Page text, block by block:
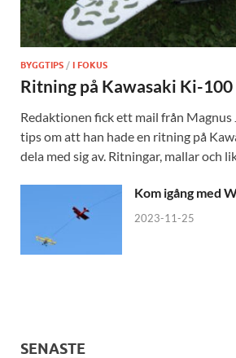
BYGGTIPS / I FOKUS
Ritning på Kawasaki Ki-100
Redaktionen fick ett mail från Magnus
tips om att han hade en ritning på
dela med sig av. Ritningar, mallar och
Kom igång med
2023-11-25
SENASTE